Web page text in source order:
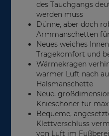
des Tauchgangs
werden muss
Dünne, aber doch
Armmanschetten
Neues weiches
Tragekomfort und
Wärmekragen
warmer Luft nach
Halsmanschette
Neue,
Knieschoner für
Bequeme,
Klettverschluss
von Luft im